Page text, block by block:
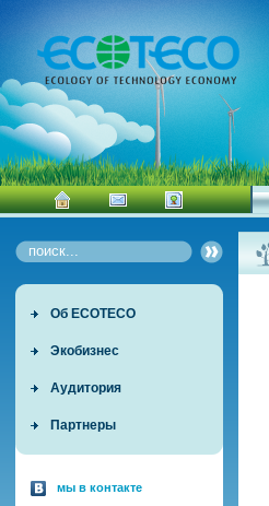
Об ECOTECO
Экобизнес
Аудитория
Партнеры
мы в контакте